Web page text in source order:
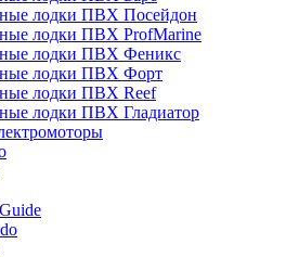
лодки ПВХ Посейдон
лодки ПВХ ProfMarine
лодки ПВХ Феникс
лодки ПВХ Форт
лодки ПВХ Reef
лодки ПВХ Гладиатор